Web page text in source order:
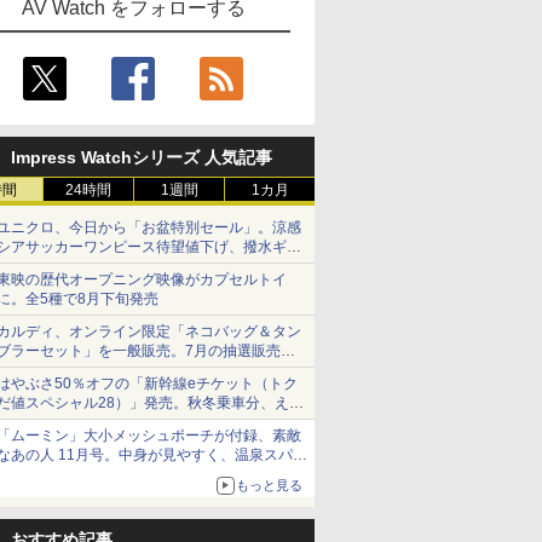
AV Watch をフォローする
Impress Watchシリーズ 人気記事
24時間 1週間 1カ月
ニクロ、今日から「お盆特別セール」。涼感
アサッカーワンピース待望値下げ、撥水ギア
ョーツは1990円に
映の歴代オープニング映像がカプセルトイ
。全5種で8月下旬発売
ルディ、オンライン限定「ネコバッグ＆タン
ラーセット」を一般販売。7月の抽選販売の
選無効分
やぶさ50％オフの「新幹線eチケット（トク
値スペシャル28）」発売。秋冬乗車分、えき
っと限定
ムーミン」大小メッシュポーチが付録、素敵
あの人 11月号。中身が見やすく、温泉スパに
もっと見る